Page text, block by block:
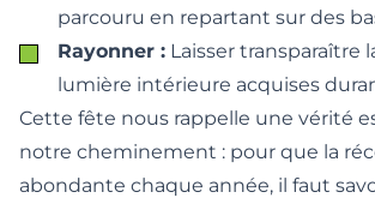
parcouru en repartant sur des
Rayonner : Laisser transparaître
lumière intérieure acquises
Cette fête nous rappelle une vérité
notre cheminement : pour que la
abondante chaque année, il faut